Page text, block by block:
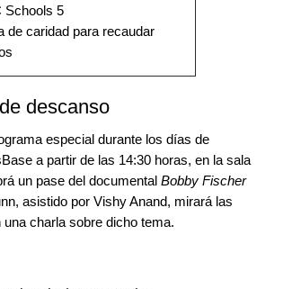
Schools 5
de caridad para recaudar
descanso
especial durante los días de
a partir de las 14:30 horas, en la sala
un pase del documental Bobby Fischer
asistido por Vishy Anand, mirará las
charla sobre dicho tema.